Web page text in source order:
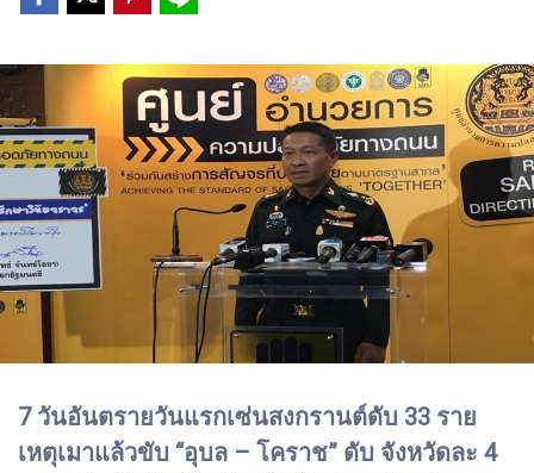
7 วันอันตรายวันแรกเซ่นสงกรานต์ดับ 33 ราย
เหตุเมาแล้วขับ “อุบล – โคราช” ดับ จังหวัดละ 4